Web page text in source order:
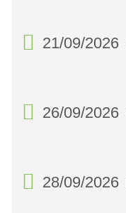
21/09/2026
26/09/2026
28/09/2026